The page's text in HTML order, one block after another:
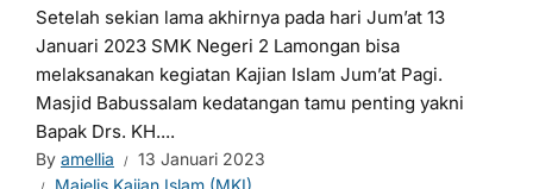
Setelah sekian lama akhirnya pada hari Jum’at 13
Januari 2023 SMK Negeri 2 Lamongan bisa
melaksanakan kegiatan Kajian Islam Jum’at Pagi.
Masjid Babussalam kedatangan tamu penting yakni
Bapak Drs. KH....
By amellia
13 Januari 2023
Majelis Kajian Islam (MKI)